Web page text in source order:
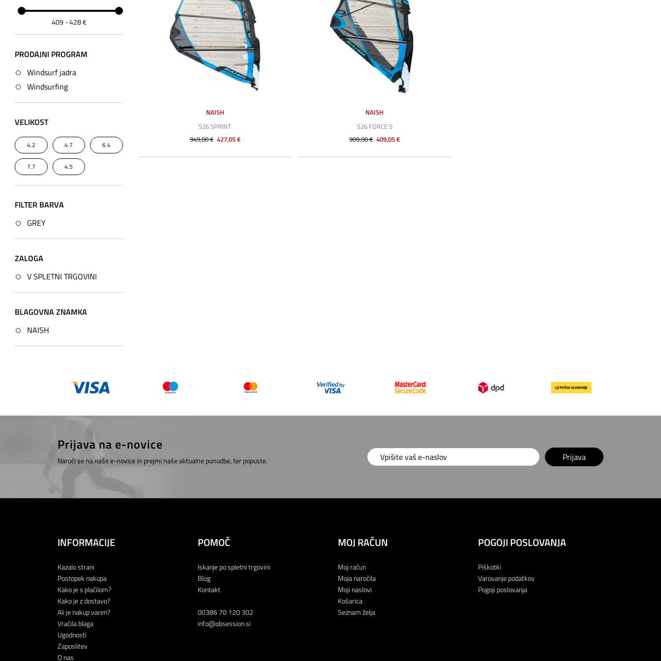
NAISH
S26 SPRINT
949,00 € 427,05 €
NAISH
S26 FORCE 5
909,00 € 409,05 €
409 -428€
PRODAJNI PROGRAM
Windsurf jadra
Windsurfing
VELIKOST
4.2 4.7 6.4
7.7 4.5
FILTER BARVA
GREY
ZALOGA
V SPLETNI TRGOVINI
BLAGOVNA ZNAMKA
NAISH
Prijava na e-novice
Naroči se na naše e-novice in prejmi naše aktualne ponudbe, ter popuste. Prijava
INFORMACIJE
Kazalo strani
Postopek nakupa
Kako je s plačilom?
Kako je z dostavo?
Ali je nakup varen?
Vračila blaga
Ugodnosti
Zaposlitev
O nas
POMOČ
Iskanje po spletni trgovini
Blog
Kontakt
00386 70 120 302
info@obsession.si
MOJ RAČUN
Moj račun
Moja naročila
Moji naslovi
Košarica
Seznam želja
POGOJI POSLOVANJA
Piškotki
Varovanje podatkov
Pogoji poslovanja